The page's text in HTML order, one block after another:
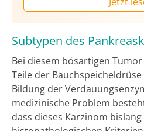
Subtypen des
Bei diesem bösartigen
Teile der
Bildung der
medizinische Problem
dass dieses Karzinom bislang